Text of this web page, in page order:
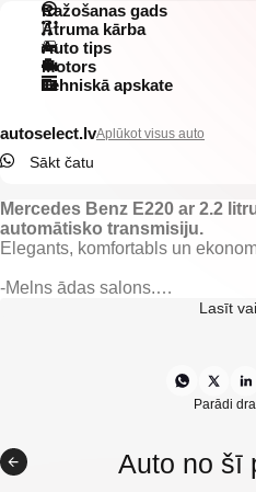
Ražošanas gads
Ātruma kārba
Auto tips
Motors
Tehniskā apskate
autoselect.lvAplūkot visus auto
Sākt čatu
Mercedes Benz E220 ar 2.2
automātisko transmisiju.
Elegants, komfortabls un
-Melns ādas salons.
-El. regulējamas priekšējās
-Borta dators.
-Kruīza kontrole.
Lasīt
Parādi
Auto no šī